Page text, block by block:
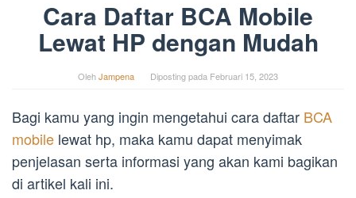
Cara Daftar BCA Mobile
Lewat HP dengan Mudah
OlehJampena Diposting pada Februari 15, 2023
Bagi kamu yang ingin mengetahui cara daftar BCA
mobile lewat hp, maka kamu dapat menyimak
penjelasan serta informasi yang akan kami bagikan
di artikel kali ini.